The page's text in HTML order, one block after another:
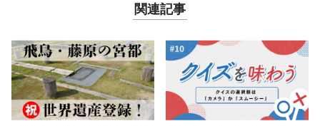
関連記事